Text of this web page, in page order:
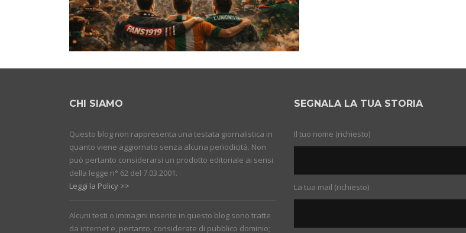
CHI SIAMO
Questo blog non rappresenta una testata giornalistica in
quanto viene aggiornato senza alcuna periodicità. Non
può pertanto considerarsi un prodotto editoriale ai sensi
della legge n° 62 del 7.03.2001.
Leggi la Policy >>
Alcuni testi o immagini inserite in questo blog sono tratte
da internet e, pertanto, considerate di pubblico dominio;
SEGNALA LA TUA STORIA
Il tuo nome (richiesto)
La tua mail (richiesto)